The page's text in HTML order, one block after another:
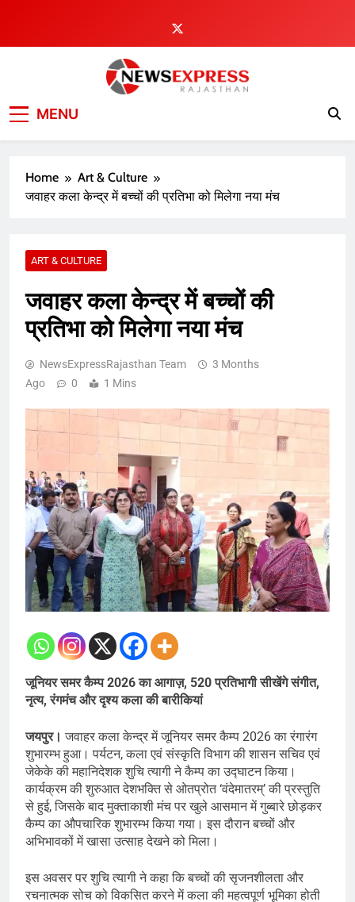
content
MENU
Home
Art & Culture
जवाहर कला केन्द्र में बच्चों की प्रतिभा को मिलेगा नया मंच
ART & CULTURE
जवाहर कला केन्द्र में बच्चों की
प्रतिभा को मिलेगा नया मंच
NewsExpressRajasthan Team
3 Months
Ago
0 1 Mins
जूनियर समर कैम्प 2026 का आगाज़, 520 प्रतिभागी सीखेंगे संगीत,
नृत्य, रंगमंच और दृश्य कला की बारीकियां
जयपुर।जवाहर कला केन्द्र में जूनियर समर कैम्प 2026 का रंगारंग
शुभारम्भ हुआ। पर्यटन, कला एवं संस्कृति विभाग की शासन सचिव एवं
जेकेके की महानिदेशक शुचि त्यागी ने कैम्प का उद्घाटन किया।
कार्यक्रम की शुरुआत देशभक्ति से ओतप्रोत ‘वंदेमातरम्’ की प्रस्तुति
से हुई, जिसके बाद मुक्ताकाशी मंच पर खुले आसमान में गुब्बारे छोड़कर
कैम्प का औपचारिक शुभारम्भ किया गया। इस दौरान बच्चों और
अभिभावकों में खासा उत्साह देखने को मिला।
इस अवसर पर शुचि त्यागी ने कहा कि बच्चों की सृजनशीलता और
रचनात्मक सोच को विकसित करने में कला की महत्वपूर्ण भूमिका होती